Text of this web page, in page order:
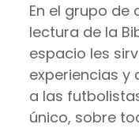
En el grupo de
lectura de la
espacio les
experiencias y
a las
único, sobre